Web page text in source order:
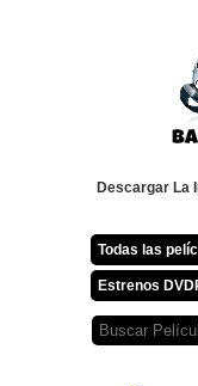
Descargar La
Todas las
Estrenos